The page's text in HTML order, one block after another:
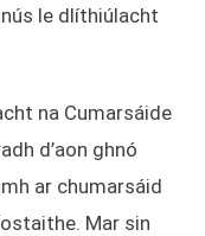
le dlíthiúlacht
na Cumarsáide
d’aon ghnó
ar chumarsáid
Mar sin